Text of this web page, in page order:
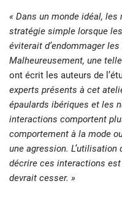
« Dans un monde idéal,
stratégie simple lorsque
éviterait d’endommager
Malheureusement, une
ont écrit les auteurs de
experts présents à cet
épaulards ibériques et les
interactions comportent
comportement à la mode
une agression. L’utilisation
décrire ces interactions
devrait cesser. »